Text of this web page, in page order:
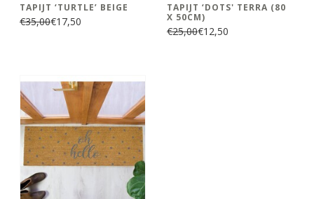
TAPIJT ‘TURTLE’ BEIGE
€35,00€17,50
TAPIJT ‘DOTS' TERRA (80
X 50CM)
€25,00€12,50